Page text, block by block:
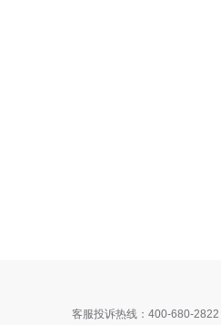
客服投诉热线：400-680-2822